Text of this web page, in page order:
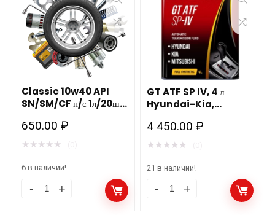
Classic 10w40 API
SN/SM/CF п/с 1л/20шт
650.00₽
★ ★ ★ ★ ★
6 в наличии!
GT ATF SP IV, 4 л
Hyundai-Kia,
4 450.00₽
★ ★ ★ ★ ★
21 в наличии!